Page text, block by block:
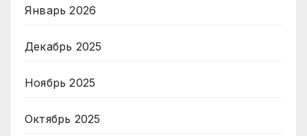
Январь 2026
Декабрь 2025
Ноябрь 2025
Октябрь 2025